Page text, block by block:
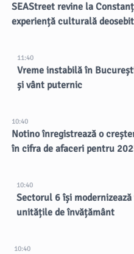
SEAStreet revine la
experiență culturală
11:40
Vreme instabilă în
și vânt puternic
10:40
Notino înregistrează o
în cifra de afaceri pentru
10:40
Sectorul 6 își
unitățile de învățământ
10:40